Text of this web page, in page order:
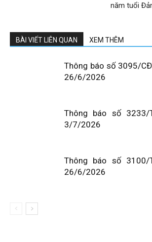
năm tuổi
BÀI VIẾT LIÊN QUAN XEM THÊM
Thông báo số 3095/
26/6/2026
Thông báo số 3233/
3/7/2026
Thông báo số 3100/
26/6/2026